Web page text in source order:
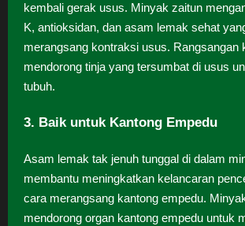
kembali gerak usus. Minyak zaitun
K, antioksidan, dan asam lemak sehat
merangsang kontraksi usus. Rangsangan
mendorong tinja yang tersumbat di usus
tubuh.
3. Baik untuk Kantong Empedu
Asam lemak tak jenuh tunggal di dalam
membantu meningkatkan kelancaran
cara merangsang kantong empedu.
mendorong organ kantong empedu untuk